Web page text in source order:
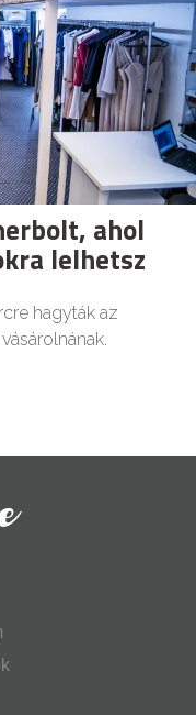
ahol
lelhetsz
hagyták az